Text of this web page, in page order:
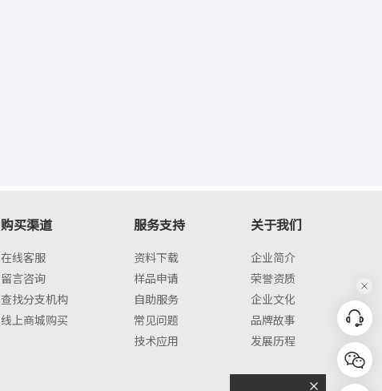
购买渠道
在线客服
留言咨询
查找分支机构
线上商城购买
服务支持
资料下载
样品申请
自助服务
常见问题
技术应用
关于我们
企业简介
荣誉资质
企业文化
品牌故事
发展历程